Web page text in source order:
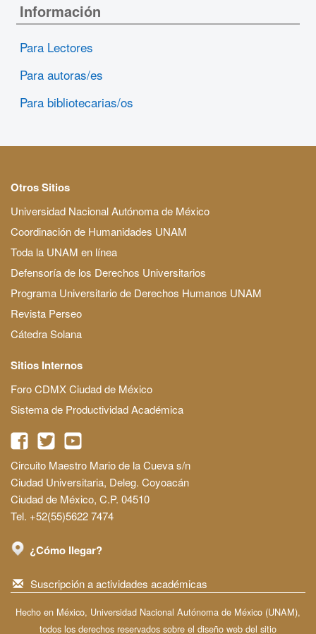
Información
Para Lectores
Para autoras/es
Para bibliotecarias/os
Otros Sitios
Universidad Nacional Autónoma de México
Coordinación de Humanidades UNAM
Toda la UNAM en línea
Defensoría de los Derechos Universitarios
Programa Universitario de Derechos Humanos UNAM
Revista Perseo
Cátedra Solana
Sitios Internos
Foro CDMX Ciudad de México
Sistema de Productividad Académica
Circuito Maestro Mario de la Cueva s/n
Ciudad Universitaria, Deleg. Coyoacán
Ciudad de México, C.P. 04510
Tel. +52(55)5622 7474
¿Cómo llegar?
Suscripción a actividades académicas
Hecho en México, Universidad Nacional Autónoma de México (UNAM),
todos los derechos reservados sobre el diseño web del sitio